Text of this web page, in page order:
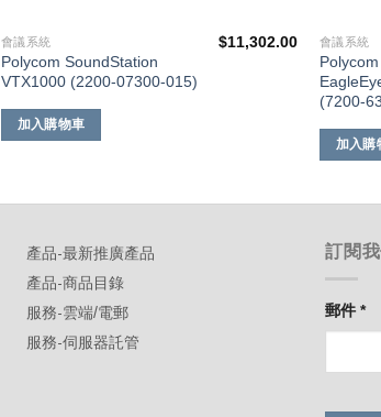
會議系統
Polycom SoundStation
VTX1000 (2200-07300-015)
$11,302.00
加入購物車
會議系統
(7200-
加入購
產品-最新推廣產品
產品-商品目錄
服務-雲端/電郵
服務-伺服器託管
訂閱
郵件*